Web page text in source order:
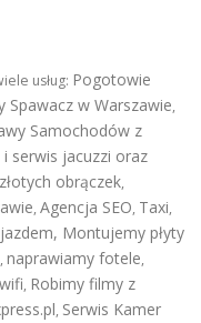
usług: Pogotowie
Spawacz w Warszawie,
Samochodów z
serwis jacuzzi oraz
obrączek,
, Agencja SEO, Taxi,
, Montujemy płyty
, naprawiamy fotele,
, Robimy filmy z
, Serwis Kamer